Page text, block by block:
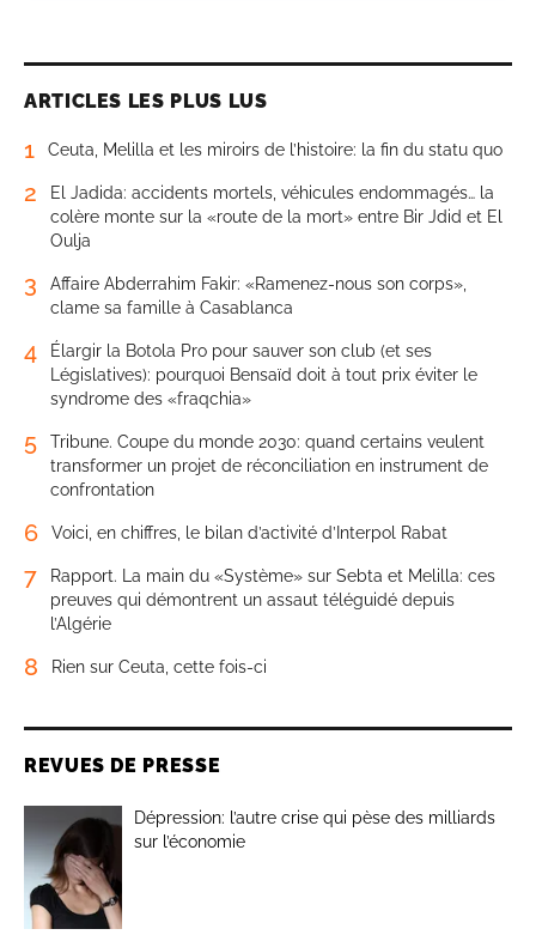
ARTICLES LES PLUS LUS
1 Ceuta, Melilla et les miroirs de l’histoire: la fin du statu quo
2
El Jadida: accidents mortels, véhicules endommagés… la
colère monte sur la «route de la mort» entre Bir Jdid et El
Oulja
3
Affaire Abderrahim Fakir: «Ramenez-nous son corps»,
clame sa famille à Casablanca
4
Élargir la Botola Pro pour sauver son club (et ses
Législatives): pourquoi Bensaïd doit à tout prix éviter le
syndrome des «fraqchia»
5
Tribune. Coupe du monde 2030: quand certains veulent
transformer un projet de réconciliation en instrument de
confrontation
6 Voici, en chiffres, le bilan d’activité d’Interpol Rabat
7
Rapport. La main du «Système» sur Sebta et Melilla: ces
preuves qui démontrent un assaut téléguidé depuis
l’Algérie
8 Rien sur Ceuta, cette fois-ci
REVUES DE PRESSE
Dépression: l’autre crise qui pèse des milliards
sur l’économie